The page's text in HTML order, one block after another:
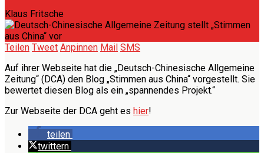
Klaus Fritsche
Teilen Tweet Anpinnen Mail SMS
Auf ihrer Webseite hat die „Deutsch-Chinesische Allgemeine
Zeitung“ (DCA) den Blog „Stimmen aus China“ vorgestellt. Sie
bewertet diesen Blog als ein „spannendes Projekt.“
Zur Webseite der DCA geht es hier!
teilen
twittern